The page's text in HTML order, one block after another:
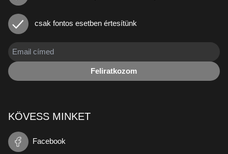
csak fontos esetben értesítünk
Feliratkozom
KÖVESS MINKET
Facebook